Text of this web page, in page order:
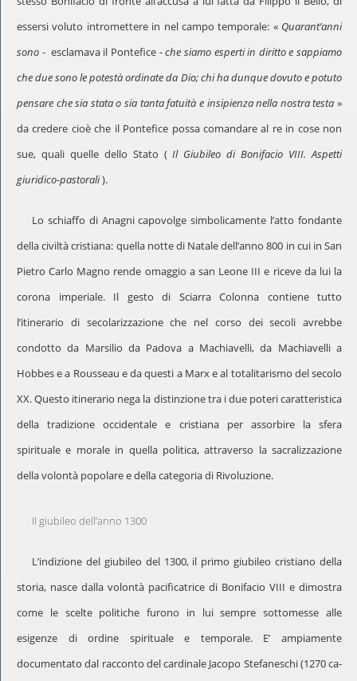
essersi voluto intromettere in nel campo temporale: « Quarant’anni
sono - esclamava il Pontefice -che siamo esperti in diritto e sappiamo
che due sono le potestà ordinate da Dio; chi ha dunque dovuto e potuto
pensare che sia stata o sia tanta fatuità e insipienza nella nostra testa »
da credere cioè che il Pontefice possa comandare al re in cose non
sue, quali quelle dello Stato (Il Giubileo di Bonifacio VIII. Aspetti
giuridico-pastorali).
Lo schiaffo di Anagni capovolge simbolicamente l’atto fondante
della civiltà cristiana: quella notte di Natale dell’anno 800 in cui in San
Pietro Carlo Magno rende omaggio a san Leone III e riceve da lui la
corona imperiale. Il gesto di Sciarra Colonna contiene tutto
l’itinerario di secolarizzazione che nel corso dei secoli avrebbe
condotto da Marsilio da Padova a Machiavelli, da Machiavelli a
Hobbes e a Rousseau e da questi a Marx e al totalitarismo del secolo
XX. Questo itinerario nega la distinzione tra i due poteri caratteristica
della tradizione occidentale e cristiana per assorbire la sfera
spirituale e morale in quella politica, attraverso la sacralizzazione
della volontà popolare e della categoria di Rivoluzione.
Il giubileo dell’anno 1300
L’indizione del giubileo del 1300, il primo giubileo cristiano della
storia, nasce dalla volontà pacificatrice di Bonifacio VIII e dimostra
come le scelte politiche furono in lui sempre sottomesse alle
esigenze di ordine spirituale e temporale. E’ ampiamente
documentato dal racconto del cardinale Jacopo Stefaneschi (1270 ca-